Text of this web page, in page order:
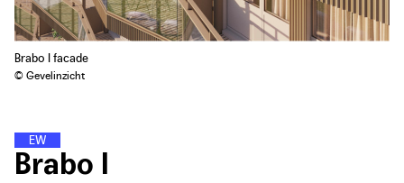
Brabo I facade
© Gevelinzicht
EN
E
R
G
IE
W
Brabo I